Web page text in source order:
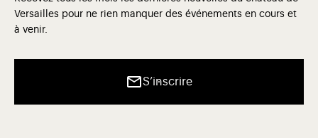
Versailles pour ne rien manquer des événements en cours et
à venir.
S’inscrire